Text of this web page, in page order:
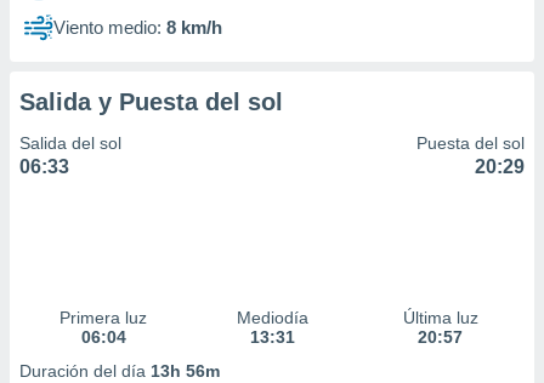
Viento medio: 8 km/h
Salida y Puesta del sol
Salida del sol
06:33
Puesta del sol
20:29
Primera luz
06:04
Mediodía
13:31
Última luz
20:57
Duración del día 13h 56m